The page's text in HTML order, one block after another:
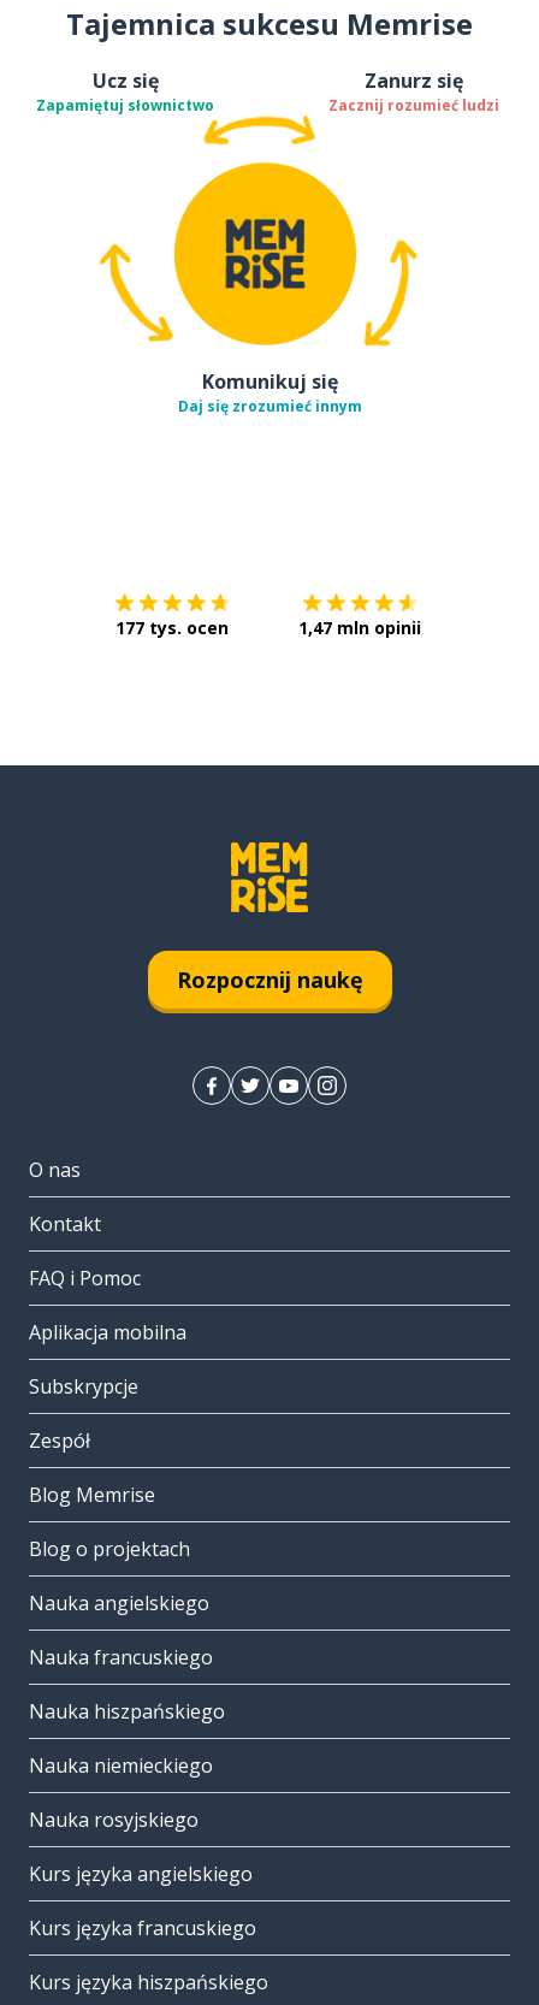
Tajemnica sukcesu Memrise
Ucz się
Zapamiętuj słownictwo
Zanurz się
Zacznij rozumieć ludzi
Komunikuj się
Daj się zrozumieć innym
177 tys. ocen 1,47 mln opinii
Rozpocznij naukę
O nas
Kontakt
FAQ i Pomoc
Aplikacja mobilna
Subskrypcje
Zespół
Blog Memrise
Blog o projektach
Nauka angielskiego
Nauka francuskiego
Nauka hiszpańskiego
Nauka niemieckiego
Nauka rosyjskiego
Kurs języka angielskiego
Kurs języka francuskiego
Kurs języka hiszpańskiego